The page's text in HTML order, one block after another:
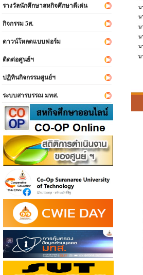
งวัลนักศึกษาสหกิจศึกษาดีเด่น
กรรม 5ส.
าวน์โหลดแบบฟอร์ม
ดต่อศูนย์ฯ
ฏิทินกิจกรรมศูนย์ฯ
บบสารบรรณ มทส.